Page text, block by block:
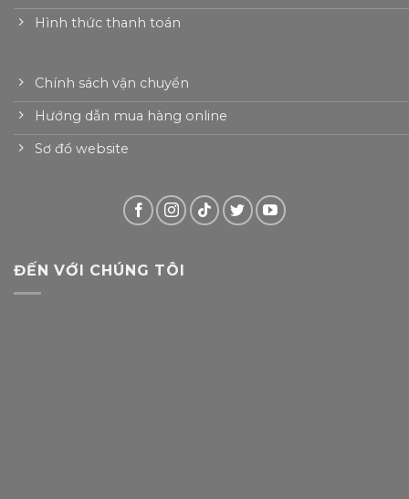
Hình thức thanh toán
Chính sách vận chuyển
Hướng dẫn mua hàng online
Sơ đồ website
ĐẾN VỚI CHÚNG TÔI